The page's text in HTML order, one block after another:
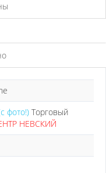
фото!) Торговый
НЕВСКИЙ